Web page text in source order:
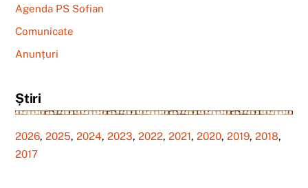
Agenda PS Sofian
Comunicate
Anunțuri
Știri
2026,2025,2024,2023,2022,2021,2020,2019,2018,
2017